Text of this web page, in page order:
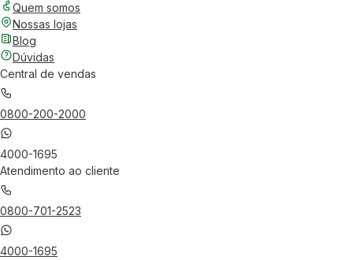
Quem somos
Nossas lojas
Blog
Dúvidas
Central de vendas
0800-200-2000
4000-1695
Atendimento ao cliente
0800-701-2523
4000-1695